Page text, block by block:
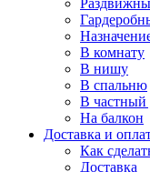
В комнату
В нишу
В спальню
В частный
На балкон
Доставка и
Как
Доставка